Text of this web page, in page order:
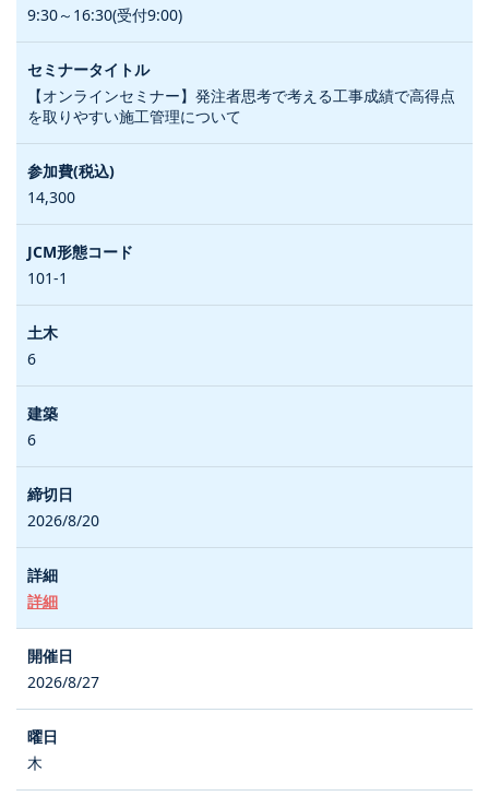
9:30～16:30(受付9:00)
【オンラインセミナー】発注者思考で考える工事成績で高得点
を取りやすい施工管理について
14,300
101-1
6
6
2026/8/20
詳細
2026/8/27
木